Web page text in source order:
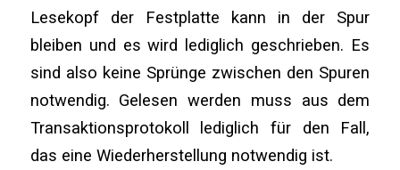
Lesekopf der Festplatte kann in der Spur
bleiben und es wird lediglich geschrieben. Es
sind also keine Sprünge zwischen den Spuren
notwendig. Gelesen werden muss aus dem
Transaktionsprotokoll lediglich für den Fall,
das eine Wiederherstellung notwendig ist.